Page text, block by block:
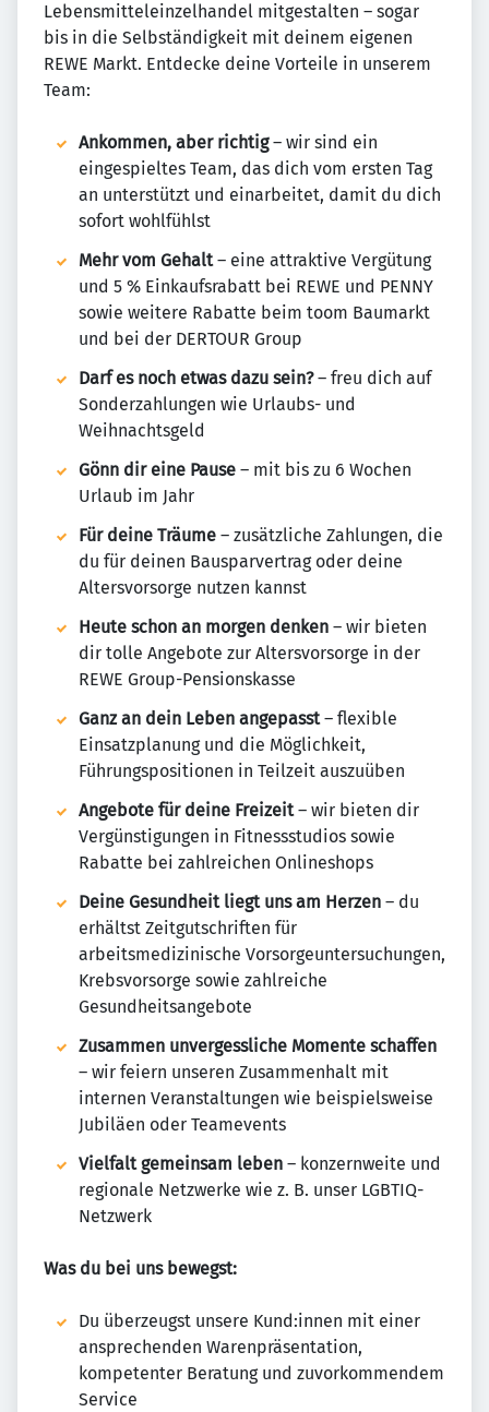
Lebensmitteleinzelhandel mitgestalten – sogar
bis in die Selbständigkeit mit deinem eigenen
REWE Markt. Entdecke deine Vorteile in unserem
Team:
Ankommen, aber richtig– wir sind ein
eingespieltes Team, das dich vom ersten Tag
an unterstützt und einarbeitet, damit du dich
sofort wohlfühlst
Mehr vom Gehalt– eine attraktive Vergütung
und 5 % Einkaufsrabatt bei REWE und PENNY
sowie weitere Rabatte beim toom Baumarkt
und bei der DERTOUR Group
Darf es noch etwas dazu sein?– freu dich auf
Sonderzahlungen wie Urlaubs- und
Weihnachtsgeld
Gönn dir eine Pause – mit bis zu 6 Wochen
Urlaub im Jahr
Für deine Träume – zusätzliche Zahlungen, die
du für deinen Bausparvertrag oder deine
Altersvorsorge nutzen kannst
Heute schon an morgen denken – wir bieten
dir tolle Angebote zur Altersvorsorge in der
REWE Group-Pensionskasse
Ganz an dein Leben angepasst– flexible
Einsatzplanung und die Möglichkeit,
Führungspositionen in Teilzeit auszuüben
Angebote für deine Freizeit– wir bieten dir
Vergünstigungen in Fitnessstudios sowie
Rabatte bei zahlreichen Onlineshops
Deine Gesundheit liegt uns am Herzen – du
erhältst Zeitgutschriften für
arbeitsmedizinische Vorsorgeuntersuchungen,
Krebsvorsorge sowie zahlreiche
Gesundheitsangebote
Zusammen unvergessliche Momente schaffen
– wir feiern unseren Zusammenhalt mit
internen Veranstaltungen wie beispielsweise
Jubiläen oder Teamevents
Vielfalt gemeinsam leben – konzernweite und
regionale Netzwerke wie z. B. unser LGBTIQ-
Netzwerk
Was du bei uns bewegst:
Du überzeugst unsere Kund:innen mit einer
ansprechenden Warenpräsentation,
kompetenter Beratung und zuvorkommendem
Service